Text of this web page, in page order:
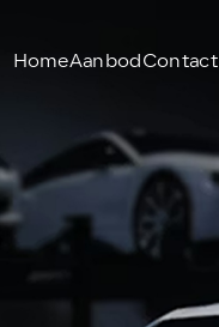
HomeAanbod Contact